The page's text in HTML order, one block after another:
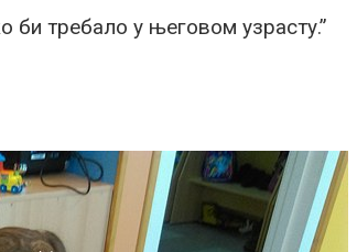
требало у његовом узрасту.”